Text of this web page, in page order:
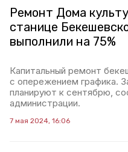
Ремонт Дома
станице
выполнили на 75%
Капитальный ремонт
с опережением графика.
планируют к сентябрю,
администрации.
7 мая 2024, 16:06